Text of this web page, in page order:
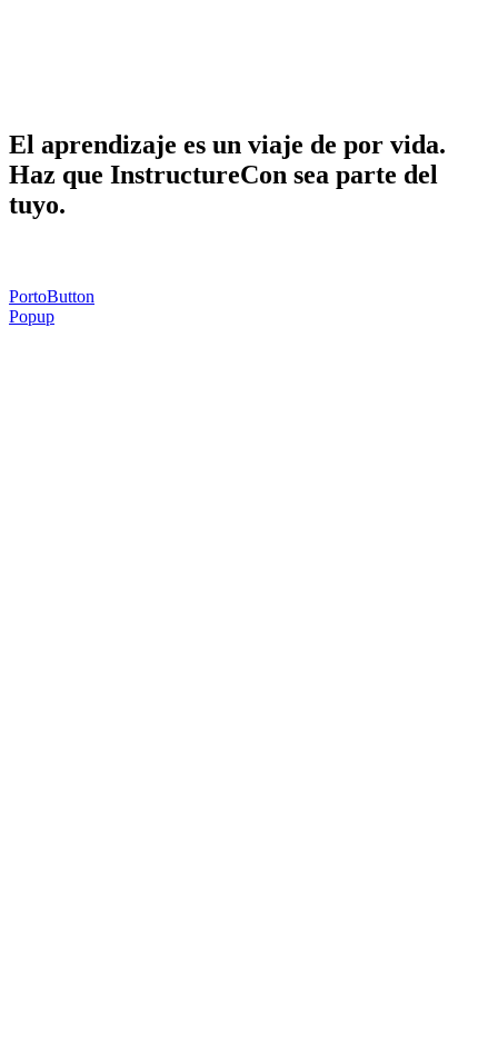
El aprendizaje es un viaje de por vida.
Haz que InstructureCon sea parte del
tuyo.
PortoButton
Popup